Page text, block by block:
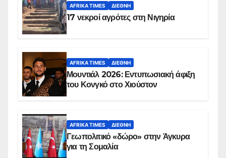
AFRIKA TIMES ΔΙΕΘΝΉ
17 νεκροί αγρότες στη Νιγηρία
AFRIKA TIMES ΔΙΕΘΝΉ
Μουντιάλ 2026: Εντυπωσιακή άφιξη
του Κονγκό στο Χιούστον
AFRIKA TIMES ΔΙΕΘΝΉ
Γεωπολιτικό «δώρο» στην Άγκυρα
για τη Σομαλία